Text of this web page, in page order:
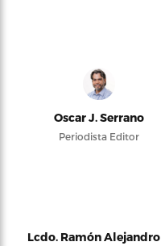
Oscar J. Serrano
Periodista Editor
Lcdo. Ramón Alejandro